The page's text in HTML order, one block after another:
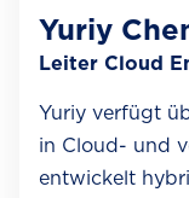
Yuriy
Leiter Cloud
Yuriy verfügt
in Cloud- und
entwickelt